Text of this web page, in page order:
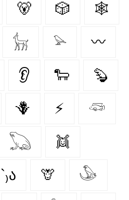
🐻 🎲 🕸️
𓃴 𓅫 〰️
👂 🐑 🦫
🪻 ⚡ 𓆛
𓆏 👯
🦒 𓅇